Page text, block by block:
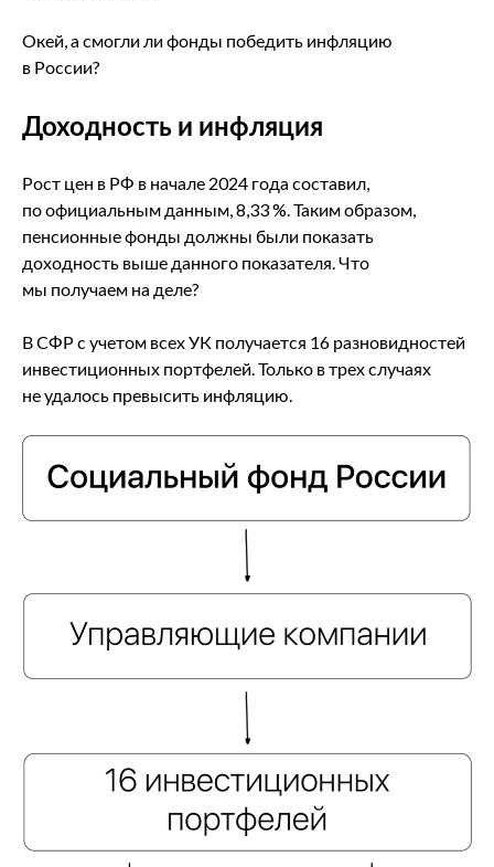
Окей, а смогли ли фонды победить инфляцию
в России?
Доходность и инфляция
Рост цен в РФ в начале 2024 года составил,
по официальным данным, 8,33 %. Таким образом,
пенсионные фонды должны были показать
доходность выше данного показателя. Что
мы получаем на деле?
В СФР с учетом всех УК получается 16 разновидностей
инвестиционных портфелей. Только в трех случаях
не удалось превысить инфляцию.